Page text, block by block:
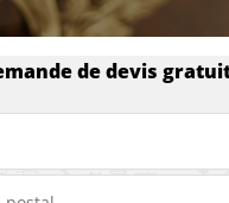
de devis